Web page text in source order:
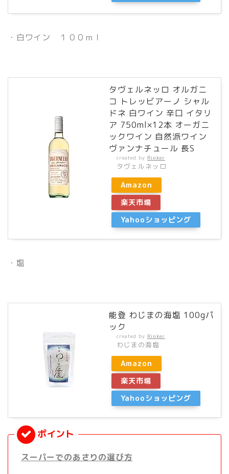
・白ワイン １００ｍｌ
タヴェルネッロ オルガニ
コ トレッビアーノ シャル
ドネ 白ワイン 辛口 イタリ
ア 750ml×12本 オーガニ
ックワイン 自然派ワイン
ヴァンナチュール 長S
created by Rinker
タヴェルネッロ
Amazon
楽天市場
Yahooショッピング
・塩
能登 わじまの海塩 100gパ
ック
created by Rinker
わじまの海塩
Amazon
楽天市場
Yahooショッピング
スーパーでのあさりの選び方